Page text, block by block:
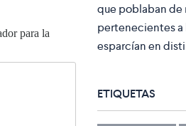
para la
que poblaban de
pertenecientes a
esparcían en
ETIQUETAS